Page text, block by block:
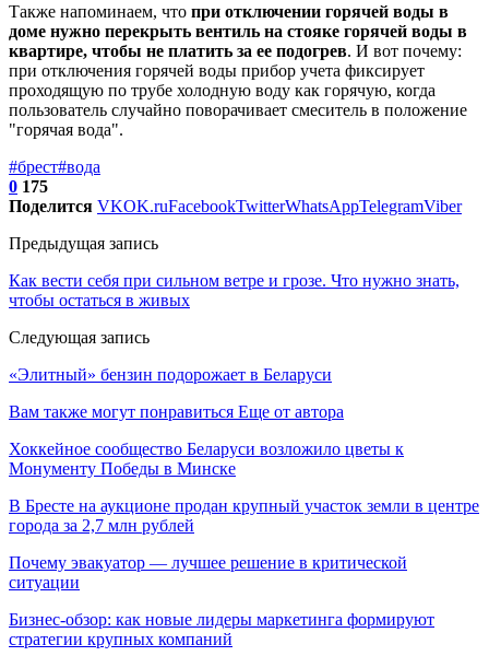
Также напоминаем, что при отключении горячей воды в
доме нужно перекрыть вентиль на стояке горячей воды в
квартире, чтобы не платить за ее подогрев. И вот почему:
при отключения горячей воды прибор учета фиксирует
проходящую по трубе холодную воду как горячую, когда
пользователь случайно поворачивает смеситель в положение
"горячая вода".
#брест#вода
0 175
Поделится VKOK.ruFacebookTwitterWhatsAppTelegramViber
Предыдущая запись
Как вести себя при сильном ветре и грозе. Что нужно знать,
чтобы остаться в живых
Следующая запись
«Элитный» бензин подорожает в Беларуси
Вам также могут понравиться Еще от автора
Хоккейное сообщество Беларуси возложило цветы к
Монументу Победы в Минске
В Бресте на аукционе продан крупный участок земли в центре
города за 2,7 млн рублей
Почему эвакуатор — лучшее решение в критической
ситуации
Бизнес-обзор: как новые лидеры маркетинга формируют
стратегии крупных компаний